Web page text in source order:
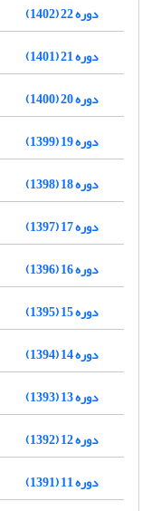
دوره 22 (1402)
دوره 21 (1401)
دوره 20 (1400)
دوره 19 (1399)
دوره 18 (1398)
دوره 17 (1397)
دوره 16 (1396)
دوره 15 (1395)
دوره 14 (1394)
دوره 13 (1393)
دوره 12 (1392)
دوره 11 (1391)